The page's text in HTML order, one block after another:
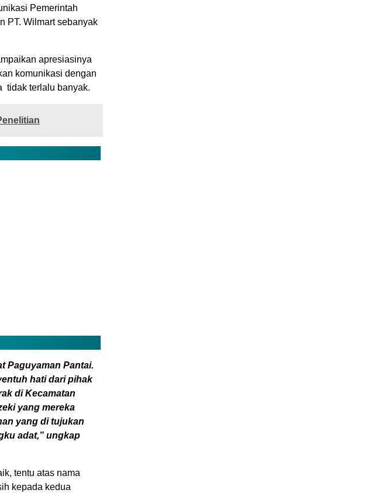
Pemerintah
PT. Wilmart sebanyak
apresiasinya
komunikasi dengan
tidak terlalu banyak.
Paguyaman Pantai.
hati dari pihak
di Kecamatan
yang mereka
yang di tujukan
adat,” ungkap
tentu atas nama
kepada kedua